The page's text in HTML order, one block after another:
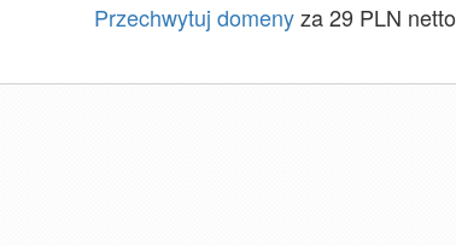
Przechwytuj domenyza 29 PLN netto